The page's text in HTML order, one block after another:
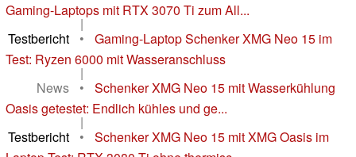
Gaming-Laptops mit RTX 3070 Ti zum All...
|
Testbericht
•
Gaming-Laptop Schenker XMG Neo 15 im
Test: Ryzen 6000 mit Wasseranschluss
|
News
•
Schenker XMG Neo 15 mit Wasserkühlung
Oasis getestet: Endlich kühles und ge...
|
Testbericht
•
Schenker XMG Neo 15 mit XMG Oasis im